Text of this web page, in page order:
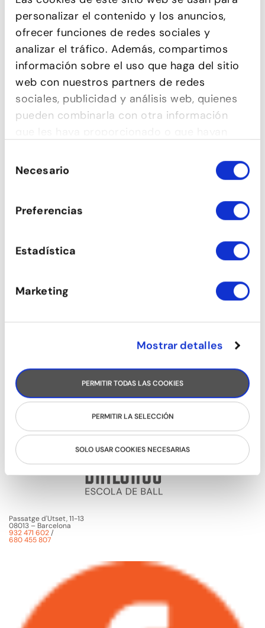
personalizar el contenido y los anuncios,
ofrecer funciones de redes sociales y
analizar el tráfico. Además, compartimos
información sobre el uso que haga del sitio
web con nuestros partners de redes
sociales, publicidad y análisis web, quienes
pueden combinarla con otra información
de sus servicios.
deNecesario
Preferencias
Estadística
Marketing
Mostrar detalles
PERMITIR TODAS LAS COOKIES
PERMITIR LA SELECCIÓN
SOLO USAR COOKIES NECESARIAS
REGGAETÓN
COREOGRÀFIC. CANÇÓ:
UN VERANO EN
NUEVAYOL (BAD BUNNY)
FLAMENC FUSIÓ
‹
OPINEN
La millor escola de ball que conec. Bon
Passatge d'Utset, 11-13
08013 – Barcelona
932 471 602/
680 455 807